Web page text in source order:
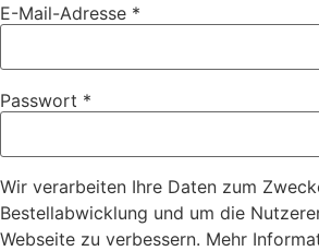
E-Mail-Adresse *
Passwort *
Wir verarbeiten Ihre Daten zum
Bestellabwicklung und um die
Webseite zu verbessern. Mehr